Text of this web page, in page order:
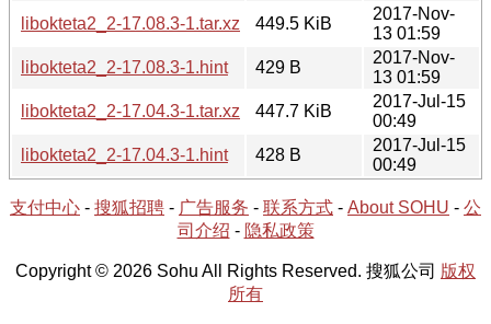
libokteta2_2-17.08.3-1.tar.xz
449.5 KiB
2017-Nov-
13 01:59
libokteta2_2-17.08.3-1.hint
429 B
2017-Nov-
13 01:59
libokteta2_2-17.04.3-1.tar.xz
447.7 KiB
2017-Jul-15
00:49
libokteta2_2-17.04.3-1.hint
428 B
2017-Jul-15
00:49
支付中心 - 搜狐招聘 - 广告服务 - 联系方式 - About SOHU - 公
司介绍 - 隐私政策
Copyright © 2026 Sohu All Rights Reserved. 搜狐公司 版权
所有